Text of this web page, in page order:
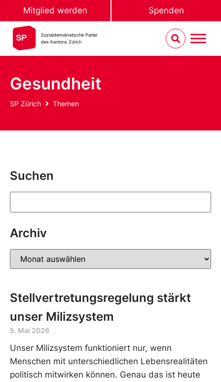
Mitglied werden Spenden
Sozialdemokratische Partei
des Kantons Zürich
Gesundheit
SP Zürich Themen
Suchen
Archiv
Stellvertretungsregelung stärkt
unser Milizsystem
5. Mai 2026
Unser Milizsystem funktioniert nur, wenn
Menschen mit unterschiedlichen Lebensrealitäten
politisch mitwirken können. Genau das ist heute